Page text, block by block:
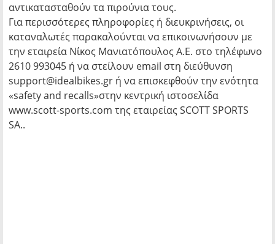
αντικατασταθούν τα πιρούνια τους.
Για περισσότερες πληροφορίες ή διευκρινήσεις, οι
καταναλωτές παρακαλούνται να επικοινωνήσουν με
την εταιρεία Νίκος Μανιατόπουλος Α.Ε. στο τηλέφωνο
2610 993045 ή να στείλουν email στη διεύθυνση
support@idealbikes.gr ή να επισκεφθούν την ενότητα
«safety and recalls»στην κεντρική ιστοσελίδα
www.scott-sports.com της εταιρείας SCOTT SPORTS
SA..